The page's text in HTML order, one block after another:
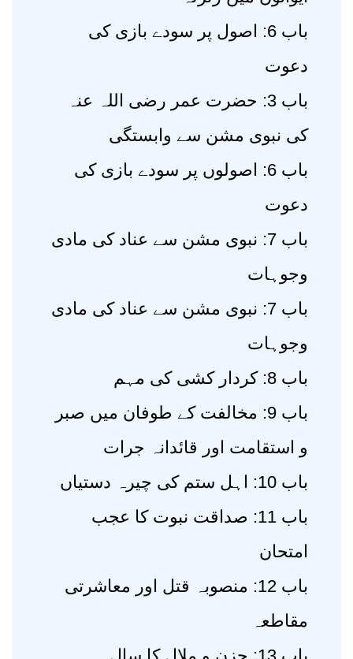
باب 6: اصول پر سودے بازی کی
دعوت
باب 3: حضرت عمر رضی اللہ عنہ
کی نبوی مشن سے وابستگی
باب 6: اصولوں پر سودے بازی کی
دعوت
باب 7: نبوی مشن سے عناد کی مادی
وجوہات
باب 7: نبوی مشن سے عناد کی مادی
وجوہات
باب 8: کردار کشی کی مہم
باب 9: مخالفت کے طوفان میں صبر
و استقامت اور قائدانہ جرات
باب 10: اہل ستم کی چیرہ دستیاں
باب 11: صداقت نبوت کا عجب
امتحان
باب 12: منصوبہ قتل اور معاشرتی
مقاطعہ